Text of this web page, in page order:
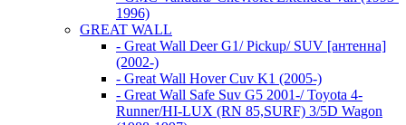
1996)
GREAT WALL
- Great Wall Deer G1/ Pickup/ SUV [антенна]
(2002-)
- Great Wall Hover Cuv K1 (2005-)
- Great Wall Safe Suv G5 2001-/ Toyota 4-
Runner/HI-LUX (RN 85,SURF) 3/5D Wagon